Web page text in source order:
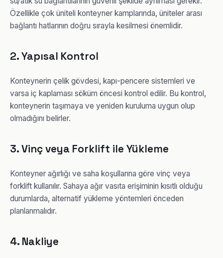
Özellikle çok üniteli konteyner kamplarında, üniteler arası
bağlantı hatlarının doğru sırayla kesilmesi önemlidir.
2. Yapısal Kontrol
Konteynerin çelik gövdesi, kapı-pencere sistemleri ve
varsa iç kaplaması söküm öncesi kontrol edilir. Bu kontrol,
konteynerin taşımaya ve yeniden kuruluma uygun olup
olmadığını belirler.
3. Vinç veya Forklift ile Yükleme
Konteyner ağırlığı ve saha koşullarına göre vinç veya
forklift kullanılır. Sahaya ağır vasıta erişiminin kısıtlı olduğu
durumlarda, alternatif yükleme yöntemleri önceden
planlanmalıdır.
4. Nakliye